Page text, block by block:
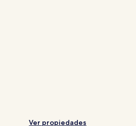
Ver propiedades